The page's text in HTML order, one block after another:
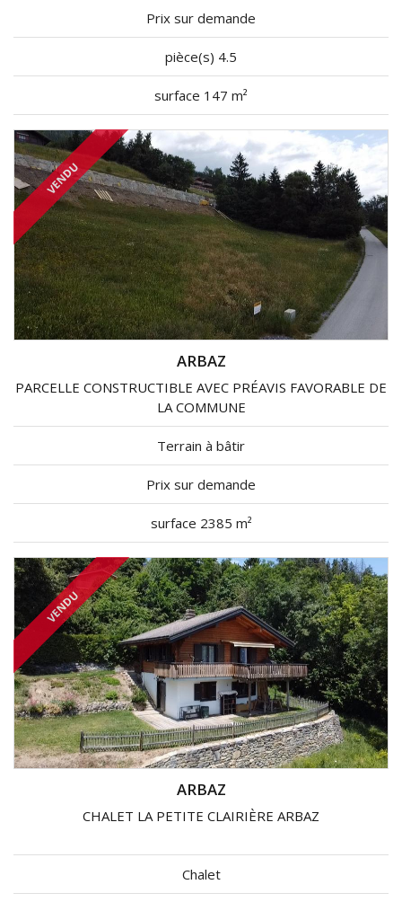
Prix sur demande
pièce(s) 4.5
surface 147 m²
VENDU
ARBAZ
PARCELLE CONSTRUCTIBLE AVEC PRÉAVIS FAVORABLE DE
LA COMMUNE
Terrain à bâtir
Prix sur demande
surface 2385 m²
VENDU
ARBAZ
CHALET LA PETITE CLAIRIÈRE ARBAZ
Chalet